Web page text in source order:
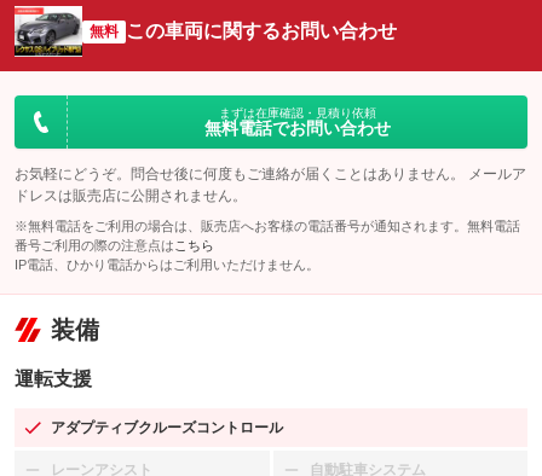
無料 この車両に関するお問い合わせ
まずは在庫確認・見積り依頼
無料電話でお問い合わせ
お気軽にどうぞ。問合せ後に何度もご連絡が届くことはありません。 メールア
ドレスは販売店に公開されません。
※無料電話をご利用の場合は、販売店へお客様の電話番号が通知されます。無料電話
番号ご利用の際の注意点は こちら
IP電話、ひかり電話からはご利用いただけません。
装備
運転支援
アダプティブクルーズコントロール
：装備あり
レーンアシスト 自動駐車システム